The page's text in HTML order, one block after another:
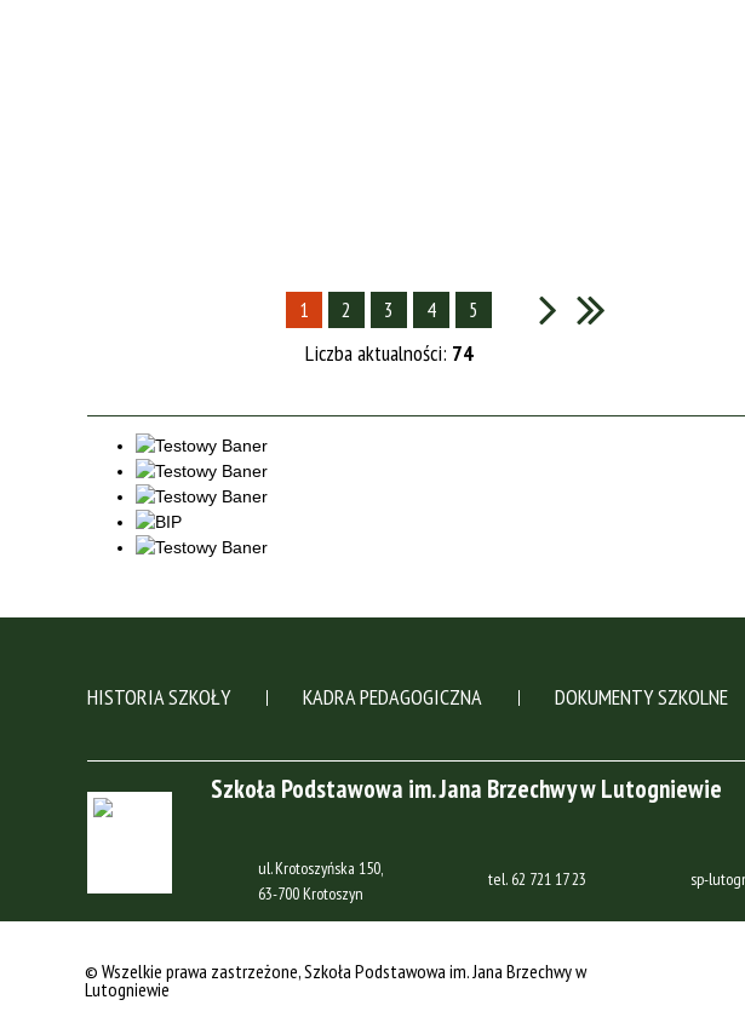
1 2 3 4
5
Liczba aktualności: 74
HISTORIA SZKOŁY KADRA PEDAGOGICZNA DOKUMENTY SZKOLNE
Szkoła Podstawowa im. Jana Brzechwy w Lutogniewie
ul. Krotoszyńska 150,
63-700 Krotoszyn
tel. 62 721 17 23 sp-
© Wszelkie prawa zastrzeżone, Szkoła Podstawowa im. Jana Brzechwy w
Lutogniewie